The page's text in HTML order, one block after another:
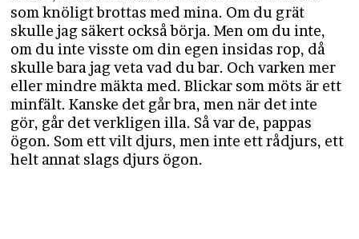
som knöligt brottas med mina. Om du grät
skulle jag säkert också börja. Men om du inte,
om du inte visste om din egen insidas rop, då
skulle bara jag veta vad du bar. Och varken mer
eller mindre mäkta med. Blickar som möts är ett
minfält. Kanske det går bra, men när det inte
gör, går det verkligen illa. Så var de, pappas
ögon. Som ett vilt djurs, men inte ett rådjurs, ett
helt annat slags djurs ögon.